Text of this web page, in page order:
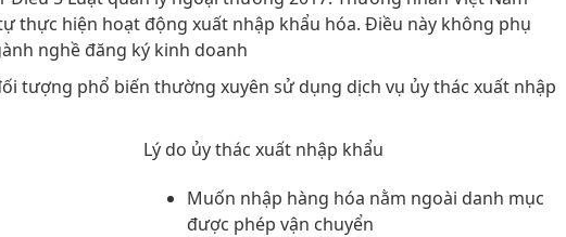
thực hiện hoạt động xuất nhập khẩu hóa. Điều này không phụ
nghề đăng ký kinh doanh
tượng phổ biến thường xuyên sử dụng dịch vụ ủy thác xuất nhập
Lý do ủy thác xuất nhập khẩu
Muốn nhập hàng hóa nằm ngoài danh mục
được phép vận chuyển